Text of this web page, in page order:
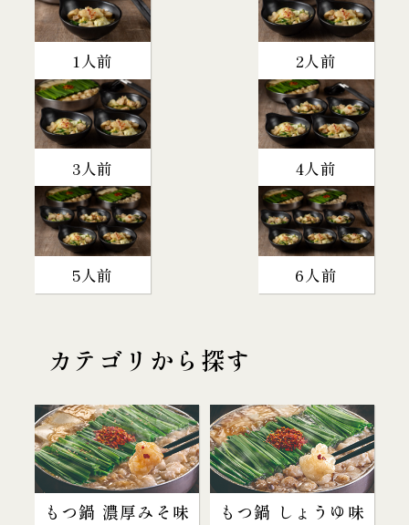
1人前 2人前
3人前 4人前
5人前 6人前
カテゴリから探す
もつ鍋 濃厚みそ味 もつ鍋 しょうゆ味